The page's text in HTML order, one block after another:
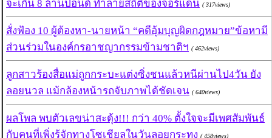
จะเกิน 8 ล้านปอนด์ ทำลายสถิติของจอร์แดน ( 317views)
สั่งฟ้อง 10 ผู้ต้องหา-นายหน้า “คดีอุ้มบุญผิดกฎหมาย”ข้อหามี
ส่วนร่วมในองค์กรอาชญากรรมข้ามชาติฯ ( 462views)
ลูกสาวร้องสื่อแม่ถูกกระบะแต่งซิ่งชนแล้วหนีผ่านไป4วัน ยัง
ลอยนวล แม้กล้องหน้ารถจับภาพได้ชัดเจน ( 640views)
ผลโพล พบตัวเลขน่าสะดุ้ง!!! กว่า 40% ตั้งใจจะมีเพศสัมพันธ์
กับคนที่เพิ่งรู้จักทางโซเชียลในวันลอยกระทง ( 458views)